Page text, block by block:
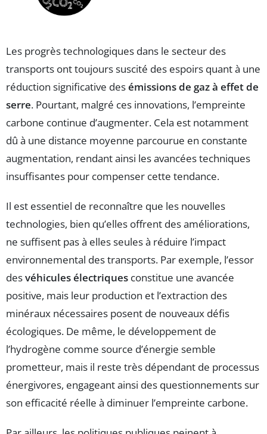
Les progrès technologiques dans le secteur des
transports ont toujours suscité des espoirs quant à une
réduction significative desémissions de gaz à effet de
serre. Pourtant, malgré ces innovations, l’empreinte
carbone continue d’augmenter. Cela est notamment
dû à une distance moyenne parcourue en constante
augmentation, rendant ainsi les avancées techniques
insuffisantes pour compenser cette tendance.
Il est essentiel de reconnaître que les nouvelles
technologies, bien qu’elles offrent des améliorations,
ne suffisent pas à elles seules à réduire l’impact
environnemental des transports. Par exemple, l’essor
desvéhicules électriques constitue une avancée
positive, mais leur production et l’extraction des
minéraux nécessaires posent de nouveaux défis
écologiques. De même, le développement de
l’hydrogène comme source d’énergie semble
prometteur, mais il reste très dépendant de processus
énergivores, engageant ainsi des questionnements sur
son efficacité réelle à diminuer l’empreinte carbone.